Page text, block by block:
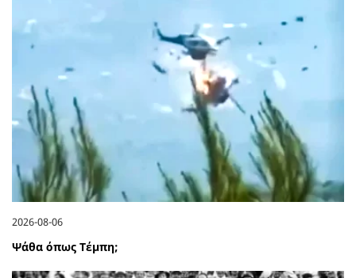
2026-08-06
Ψάθα όπως Τέμπη;